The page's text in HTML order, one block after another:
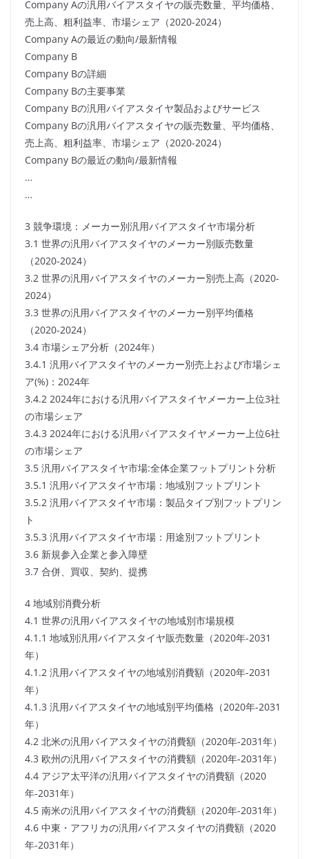
Company Aの汎用バイアスタイヤの販売数量、平均価格、
売上高、粗利益率、市場シェア（2020-2024）
Company Aの最近の動向/最新情報
Company B
Company Bの詳細
Company Bの主要事業
Company Bの汎用バイアスタイヤ製品およびサービス
Company Bの汎用バイアスタイヤの販売数量、平均価格、
売上高、粗利益率、市場シェア（2020-2024）
Company Bの最近の動向/最新情報
…
…
3 競争環境：メーカー別汎用バイアスタイヤ市場分析
3.1 世界の汎用バイアスタイヤのメーカー別販売数量
（2020-2024）
3.2 世界の汎用バイアスタイヤのメーカー別売上高（2020-
2024）
3.3 世界の汎用バイアスタイヤのメーカー別平均価格
（2020-2024）
3.4 市場シェア分析（2024年）
3.4.1 汎用バイアスタイヤのメーカー別売上および市場シェ
ア(%)：2024年
3.4.2 2024年における汎用バイアスタイヤメーカー上位3社
の市場シェア
3.4.3 2024年における汎用バイアスタイヤメーカー上位6社
の市場シェア
3.5 汎用バイアスタイヤ市場:全体企業フットプリント分析
3.5.1 汎用バイアスタイヤ市場：地域別フットプリント
3.5.2 汎用バイアスタイヤ市場：製品タイプ別フットプリン
ト
3.5.3 汎用バイアスタイヤ市場：用途別フットプリント
3.6 新規参入企業と参入障壁
3.7 合併、買収、契約、提携
4 地域別消費分析
4.1 世界の汎用バイアスタイヤの地域別市場規模
4.1.1 地域別汎用バイアスタイヤ販売数量（2020年-2031
年）
4.1.2 汎用バイアスタイヤの地域別消費額（2020年-2031
年）
4.1.3 汎用バイアスタイヤの地域別平均価格（2020年-2031
年）
4.2 北米の汎用バイアスタイヤの消費額（2020年-2031年）
4.3 欧州の汎用バイアスタイヤの消費額（2020年-2031年）
4.4 アジア太平洋の汎用バイアスタイヤの消費額（2020
年-2031年）
4.5 南米の汎用バイアスタイヤの消費額（2020年-2031年）
4.6 中東・アフリカの汎用バイアスタイヤの消費額（2020
年-2031年）